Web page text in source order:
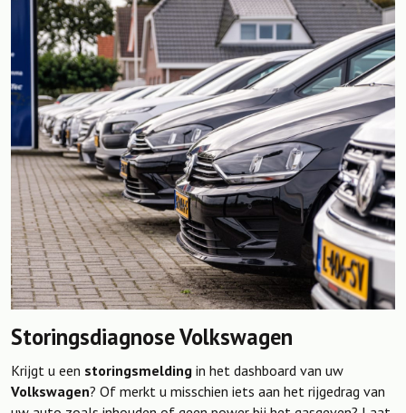
Storingsdiagnose Volkswagen
Krijgt u een storingsmelding in het dashboard van uw
Volkswagen? Of merkt u misschien iets aan het rijgedrag van